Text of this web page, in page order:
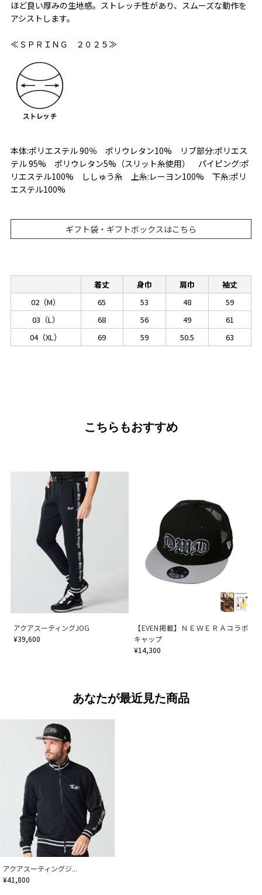
ほど良い厚みの生地感。ストレッチ性があり、スムーズな動作を
アシストします。
≪ＳＰＲＩＮＧ ２０２５≫
本体:ポリエステル 90％ ポリウレタン10% リブ部分:ポリエス
テル 95% ポリウレタン5%（スリット糸使用） パイピング:ポ
リエステル100% ししゅう糸 上糸:レーヨン100% 下糸:ポリ
エステル100%
ギフト袋・ギフトボックスはこちら
着丈 身巾 肩巾
袖丈
02（M）
65 53 48
59
03（L）
68 56 49
61
04（XL）
69 59 50.5 63
こちらもおすすめ
アクアスーティングJOG
¥39,600
【EVEN掲載】ＮＥＷＥＲＡコラボ
キャップ
¥14,300
あなたが最近見た商品
アクアスーティングジ...
¥41,800